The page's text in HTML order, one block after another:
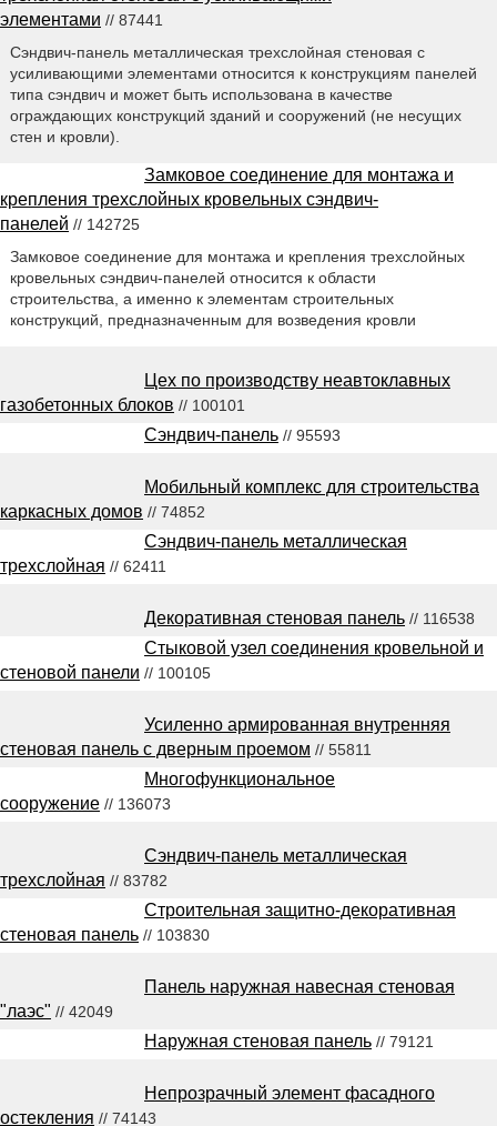
элементами // 87441
Сэндвич-панель металлическая трехслойная стеновая с
усиливающими элементами относится к конструкциям панелей
типа сэндвич и может быть использована в качестве
ограждающих конструкций зданий и сооружений (не несущих
стен и кровли).
Замковое соединение для монтажа и
крепления трехслойных кровельных сэндвич-
панелей // 142725
Замковое соединение для монтажа и крепления трехслойных
кровельных сэндвич-панелей относится к области
строительства, а именно к элементам строительных
конструкций, предназначенным для возведения кровли
Цех по производству неавтоклавных
газобетонных блоков // 100101
Сэндвич-панель // 95593
Мобильный комплекс для строительства
каркасных домов // 74852
Сэндвич-панель металлическая
трехслойная // 62411
Декоративная стеновая панель // 116538
Стыковой узел соединения кровельной и
стеновой панели // 100105
Усиленно армированная внутренняя
стеновая панель с дверным проемом // 55811
Многофункциональное
сооружение // 136073
Сэндвич-панель металлическая
трехслойная // 83782
Строительная защитно-декоративная
стеновая панель // 103830
Панель наружная навесная стеновая
"лаэс" // 42049
Наружная стеновая панель // 79121
Непрозрачный элемент фасадного
остекления // 74143